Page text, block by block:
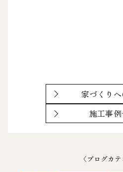
家づくり
施工事
〈ブログカテ